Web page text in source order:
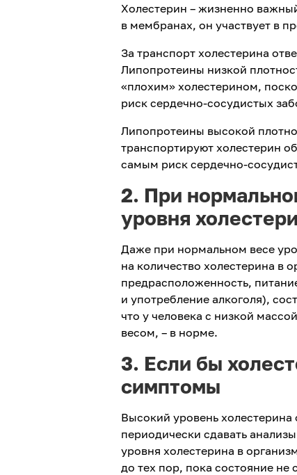
Холестерин – жизненно
в мембранах, он участвует в
За транспорт холестерина
Липопротеины низкой
«плохим» холестерином,
риск сердечно-сосудистых
Липопротеины высокой
транспортируют холестерин
самым риск сердечно-
2. При
уровня
Даже при нормальном весе
на количество холестерина в
предрасположенность,
и употребление алкоголя),
что у человека с низкой
весом, – в норме.
3. Если бы
симптомы
Высокий уровень
периодически сдавать
уровня холестерина в
до тех пор, пока состояние